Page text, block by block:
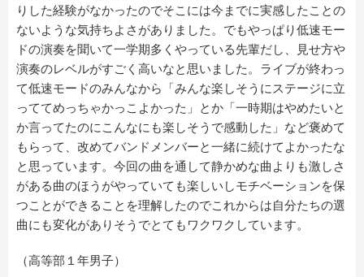
りした経験がなかったのでそこには今までに実感したことの
ないような気持ちよさがありました。でもやっぱり低速モー
ドの演奏を聞いて一学期多くやっている先輩だし、見せ方や
演奏のレベルがすごく高いなと思いました。ライブが終わっ
て低速モードのみんなから「みんな楽しそうにステージに立
っててめっちゃかっこよかった」とか「一時期はやめたいと
か言ってたのにこんなにも楽しそうで感動した」など褒めて
もらって、改めてバンドメンバーと一緒に続けてよかったな
と思っています。今回の曲を通して静かめな曲よりも激しさ
がある曲のほうがやっていても楽しいしモチベーションを保
つことができることを理解したのでこれからは自分たちの選
曲にも変化がありそうでとてもワクワクしています。
（高等部１年男子）